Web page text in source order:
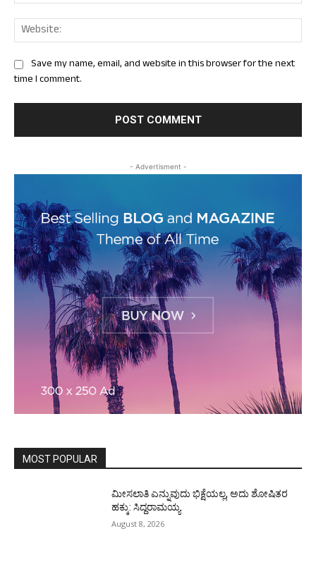
Save my name, email, and website in this browser for the next
time I comment.
- Advertisment -
MOST POPULAR
ಮೀಸಲಾತಿ ಎನ್ನುವುದು ಭಿಕ್ಷೆಯಲ್ಲ, ಅದು ಶೋಷಿತರ
ಹಕ್ಕು: ಸಿದ್ದರಾಮಯ್ಯ
August 8, 2026